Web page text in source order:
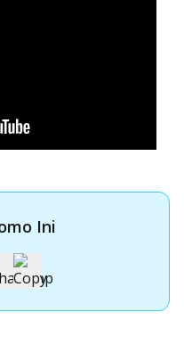
Ini
NISP